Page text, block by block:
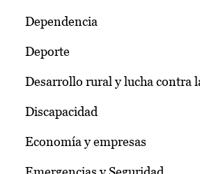
Dependencia
Deporte
Desarrollo rural y lucha contra
Discapacidad
Economía y empresas